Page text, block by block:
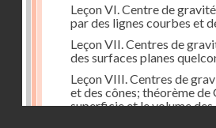
Leçon VI. Centre de
par des lignes courbes et
Leçon VII. Centres de
des surfaces planes
Leçon VIII. Centres de
et des cônes; théorème
superficie et le volume